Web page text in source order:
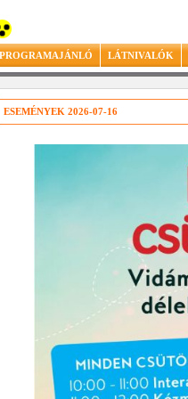
PROGRAMAJÁNLÓ LÁTNIVALÓK
ESEMÉNYEK 2026-07-16